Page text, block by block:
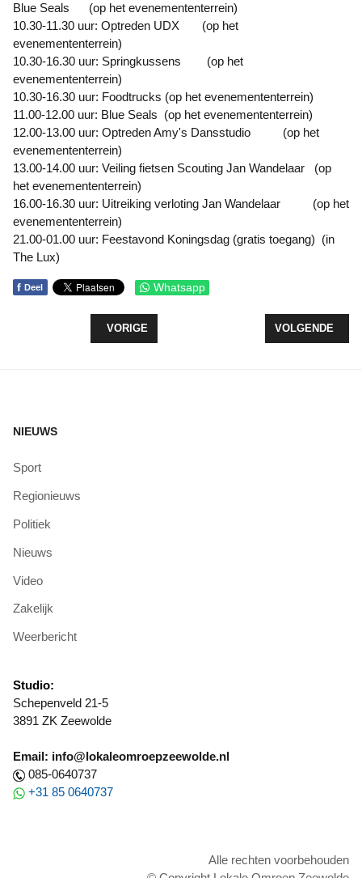
Blue Seals (op het evenemententerrein)
10.30-11.30 uur: Optreden UDX (op het
evenemententerrein)
10.30-16.30 uur: Springkussens (op het
evenemententerrein)
10.30-16.30 uur: Foodtrucks (op het evenemententerrein)
11.00-12.00 uur: Blue Seals (op het evenemententerrein)
12.00-13.00 uur: Optreden Amy's Dansstudio (op het
evenemententerrein)
13.00-14.00 uur: Veiling fietsen Scouting Jan Wandelaar (op
het evenemententerrein)
16.00-16.30 uur: Uitreiking verloting Jan Wandelaar (op het
evenemententerrein)
21.00-01.00 uur: Feestavond Koningsdag (gratis toegang) (in
The Lux)
f Deel Whatsapp
VORIG ARTIKEL: LTO: VRAAGTEKENS BIJ
VORIGE VOLGENDE
VOLGENDE
NIEUWS
Sport
Regionieuws
Politiek
Nieuws
Video
Zakelijk
Weerbericht
Studio:
Schepenveld 21-5
3891 ZK Zeewolde
Email: info@lokaleomroepzeewolde.nl
085-0640737
+31 85 0640737
Alle rechten voorbehouden